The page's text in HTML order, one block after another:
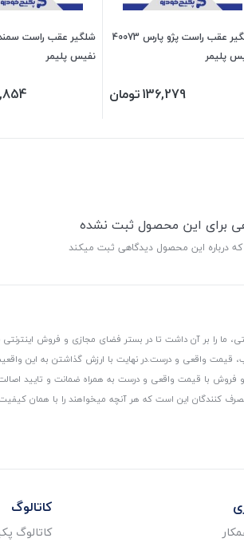
شلگیر عقب راست پژو پارس 40073
پلیمر
136,279تومان
نفیس پلیمر
برای این محصول ثبت نشده
که درباره این محصول دیدگاهی ثبت میکند
ما را بر آن داشت تا در بستر فضای مجازی و فروش
قیمت واقعی و درست.در نهایت با ارزش گذاشتن به این
و فروش با قیمت واقعی و درست به همراه ضمانت و تایید
کنندگان این است که هر آنچه میخواهند را با همان کیفیت
کاتالوگ
کاتالوگ